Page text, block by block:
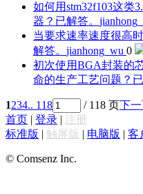
如何用stm32f103这类
器？已解答。
当要求速率速度很高
解答。 jianhong_wu 0
初次使用BGA封装的
命的生产工艺问题？已
1234.. 118 / 118 页下
首页 | 登录 | 注册
标准版 | 触屏版 | 电脑版 | 客
© Comsenz Inc.